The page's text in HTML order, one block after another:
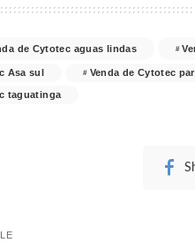
de Cytotec aguas lindas
Asa sul Venda de Cytotec
taguatinga